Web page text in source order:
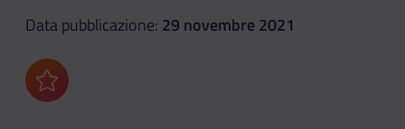
Data pubblicazione: 29 novembre 2021
Aggiungi ai preferiti